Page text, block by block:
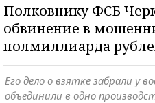
Полковнику ФСБ
обвинение в
полмиллиарда
Его дело о взятке забрали у
объединили в одно